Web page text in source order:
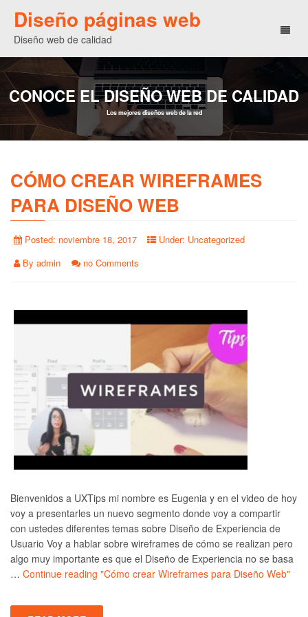
Diseño páginas web
Diseño web de calidad
CONOCE EL DISEÑO WEB DE CALIDAD
Los mejores diseños web de la red
CÓMO CREAR WIREFRAMES
PARA DISEÑO WEB
Posted: noviembre 18, 2017 Under: Uncategorized
By admin no Comments
Bienvenidos a UXTips mi nombre es Eugenia y en el video de hoy
voy a presentarles un nuevo segmento donde voy a compartir
con ustedes diferentes temas sobre Diseño de Experiencia de
Usuario Voy a hablar sobre wireframes de cómo se realizan pero
algo muy importante es que el Diseño de Experiencia no se basa
… Continue reading "Cómo crear Wireframes para Diseño Web"